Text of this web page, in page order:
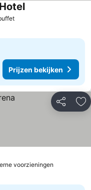
Prijzen bekijken
Delen
voorzieningen